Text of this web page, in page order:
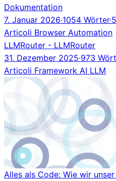
Dokumentation
7. Januar 2026·1054 Wörter·
Articoli Browser Automation
LLMRouter - LLMRouter
31. Dezember 2025·973
Articoli Framework AI LLM
Alles als Code: Wie wir